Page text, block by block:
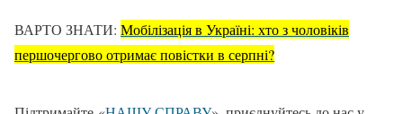
ВАРТО ЗНАТИ: Мобілізація в Україні: хто з чоловіків
першочергово отримає повістки в серпні?